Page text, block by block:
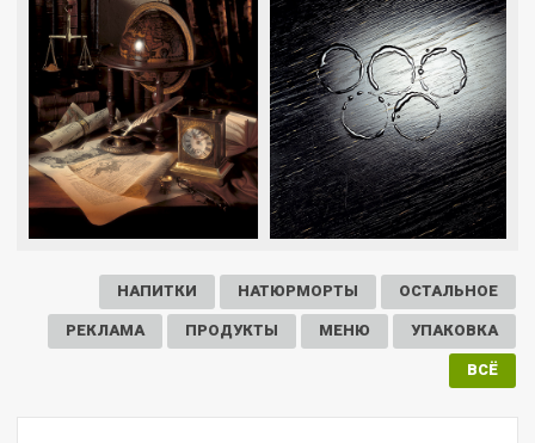
ОСТАЛЬНОЕ
НАТЮРМОРТЫ
НАПИТКИ
УПАКОВКА
МЕНЮ
ПРОДУКТЫ
РЕКЛАМА
ВСЁ